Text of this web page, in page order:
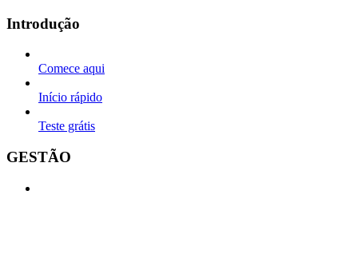
Introdução
Comece aqui
Início rápido
Teste grátis
GESTÃO